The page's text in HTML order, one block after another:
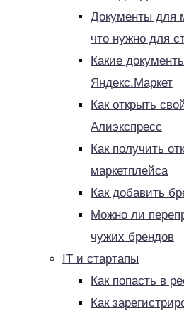
Документы для
что нужно для
Какие
Яндекс.Маркет
Как открыть
Алиэкспресс
Как получить
маркетплейса
Как добавить
Можно ли
чужих брендов
IT и стартапы
Как попасть в
Как